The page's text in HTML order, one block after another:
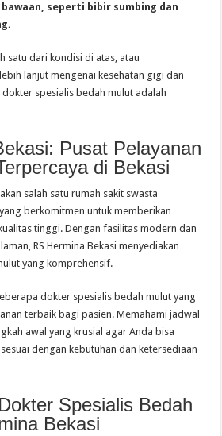
seperti bibir sumbing dan
satu dari kondisi di atas, atau
lanjut mengenai kesehatan gigi dan
spesialis bedah mulut adalah
Pusat Pelayanan
di Bekasi
salah satu rumah sakit swasta
berkomitmen untuk memberikan
tinggi. Dengan fasilitas modern dan
RS Hermina Bekasi menyediakan
yang komprehensif.
dokter spesialis bedah mulut yang
terbaik bagi pasien. Memahami jadwal
awal yang krusial agar Anda bisa
dengan kebutuhan dan ketersediaan
Spesialis Bedah
Bekasi